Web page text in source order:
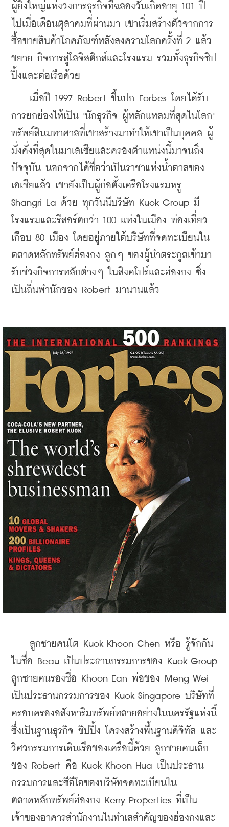
ผู้ยิ่งใหญ่แห่งวงการธุรกิจที่ฉลองวันเกิดอายุ 101 ปี
ไปเมื่อเดือนตุลาคมที่ผ่านมา เขาเริ่มสร้างตัวจากการ
ซื้อขายสินค้าโภคภัณฑ์หลังสงครามโลกครั้งที่ 2 แล้ว
ขยาย กิจการสู่โลจิสติกส์และโรงแรม รวมทั้งธุรกิจชิป
ปิ้งและต่อเรือด้วย
เมื่อปี 1997 Robert ขึ้นปก Forbes โดยได้รับ
การยกย่องให้เป็น "นักธุรกิจ ผู้หลักแหลมที่สุดในโลก"
ทรัพย์สินมหาศาลที่เขาสร้างมาทำให้เขาเป็นบุคคล ผู้
มั่งคั่งที่สุดในมาเลเซียและครองตำแหน่งนี้มาจนถึง
ปัจจุบัน นอกจากได้ชื่อว่าเป็นราชาแห่งน้ำตาลของ
เอเชียแล้ว เขายังเป็นผู้ก่อตั้งเครือโรงแรมหรู
Shangri-La ด้วย ทุกวันนีบริษัท Kuok Group มี
โรงแรมและรีสอร์ตกว่า 100 แห่งในเมือง ท่องเที่ยว
เกือบ 80 เมือง โดยอยู่ภายใต้บริษัทที่จดทะเบียนใน
ตลาดหลักทรัพย์ฮ่องกง ลูกๆ ของผู้นำตระกูลเข้ามา
รับช่วงกิจการหลักต่างๆ ในสิงคโปร์และฮ่องกง ซึ่ง
เป็นถิ่นพำนักของ Robert มานานแล้ว
ลูกชายคนโต Kuok Khoon Chen หรือ รู้จักกัน
ในชื่อ Beau เป็นประธานกรรมการของ Kuok Group
ลูกชายคนรองชื่อ Khoon Ean พ่อของ Meng Wei
เป็นประธานกรรมการของ Kuok Singapore บริษัทที่
ครอบครองอสังหาริมทรัพย์หลายอย่างในนครรัฐแห่งนี้
ซึ่งเป็นฐานธุรกิจ ชิปปิ้ง โครงสร้างพื้นฐานดิจิทัล และ
วิศวกรรมการเดินเรือของเครือนี้ด้วย ลูกชายคนเล็ก
ของ Robert คือ Kuok Khoon Hua เป็นประธาน
กรรมการและซีอีโอของบริษัทจดทะเบียนใน
ตลาดหลักทรัพย์ฮ่องกง Kerry Properties ที่เป็น
เจ้าของอาคารสำนักงานในทำเลสำคัญของฮ่องกงและ